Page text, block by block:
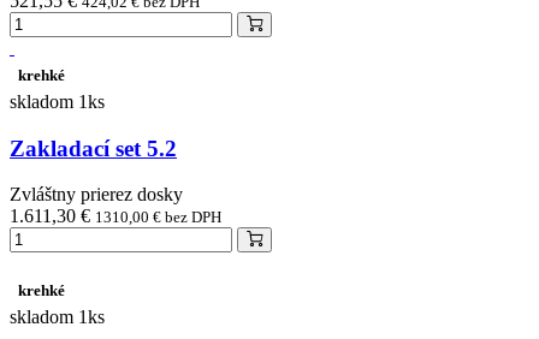
krehké
skladom 1ks
Zakladací set 5.2
Zvláštny prierez dosky
1.611,30 € 1310,00 € bez DPH
krehké
skladom 1ks